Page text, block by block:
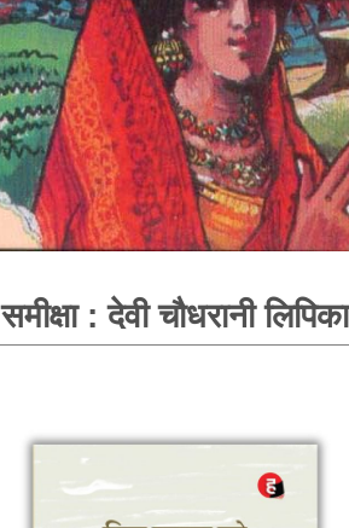
समीक्षा : देवी चौधरानी लिपिका